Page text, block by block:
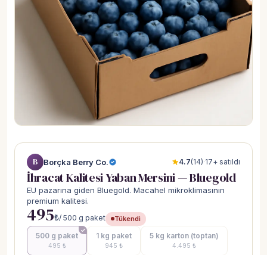
B Borçka Berry Co. 4.7(14)·17+ satıldı
İhracat Kalitesi Yaban Mersini — Bluegold
EU pazarına giden Bluegold. Macahel mikroklimasının
premium kalitesi.
495₺/ 500 g paket Tükendi
500 g paket
495 ₺
1 kg paket
945 ₺
5 kg karton (toptan)
4.495 ₺